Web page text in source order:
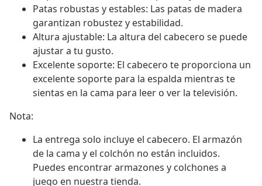
Patas robustas y estables: Las patas de madera
garantizan robustez y estabilidad.
Altura ajustable: La altura del cabecero se puede
ajustar a tu gusto.
Excelente soporte: El cabecero te proporciona un
excelente soporte para la espalda mientras te
sientas en la cama para leer o ver la televisión.
Nota:
La entrega solo incluye el cabecero. El armazón
de la cama y el colchón no están incluidos.
Puedes encontrar armazones y colchones a
juego en nuestra tienda.